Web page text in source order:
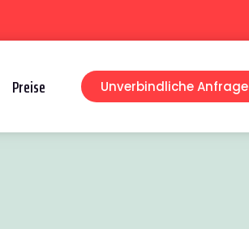
Preise Unverbindliche Anfrage